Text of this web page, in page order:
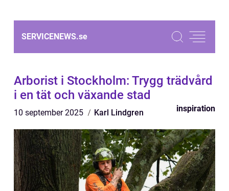
SERVICENEWS.se
Arborist i Stockholm: Trygg trädvård
i en tät och växande stad
10 september 2025 Karl Lindgren inspiration